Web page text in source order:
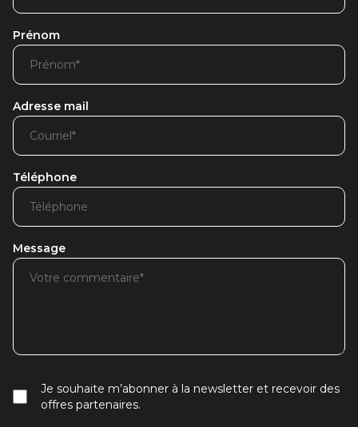
Prénom
Adresse mail
Téléphone
Message
Je souhaite m’abonner à la newsletter et recevoir des
offres partenaires.